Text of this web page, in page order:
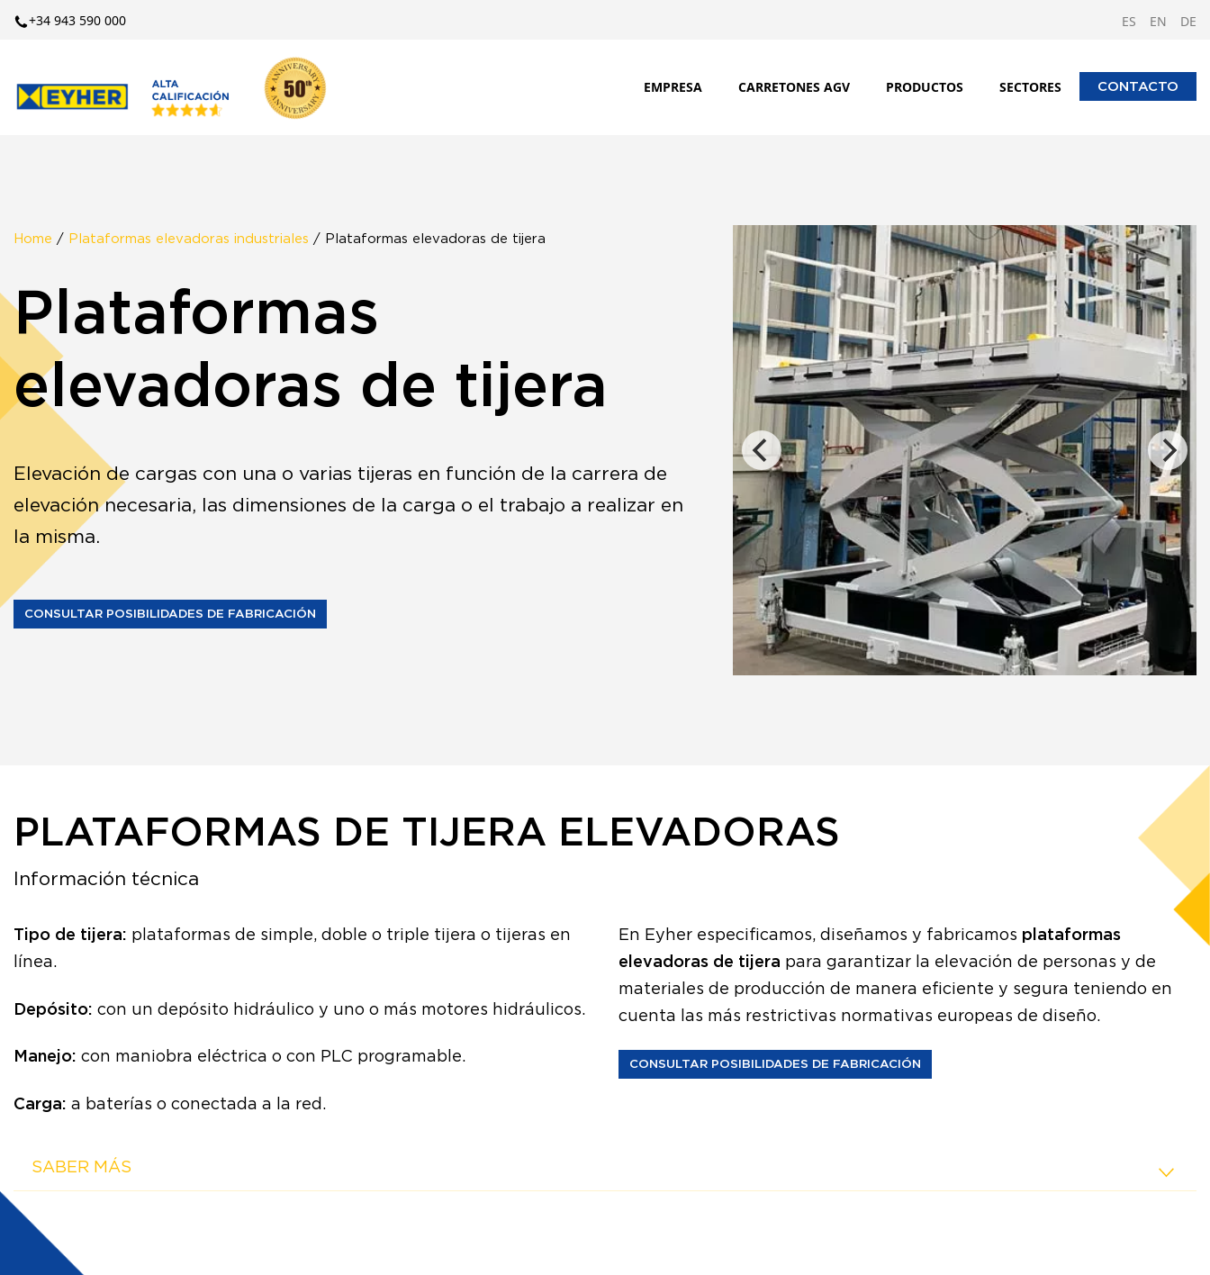
+34 943 590 000 ES EN DE
EMPRESA CARRETONES AGV PRODUCTOS SECTORES CONTACTO
Home / Plataformas elevadoras industriales / Plataformas elevadoras de tijera
Plataformas
elevadoras de tijera
Elevación de cargas con una o varias tijeras en función de la carrera de
elevación necesaria, las dimensiones de la carga o el trabajo a realizar en
la misma.
CONSULTAR POSIBILIDADES DE FABRICACIÓN
PLATAFORMAS DE TIJERA ELEVADORAS
Información técnica
Tipo de tijera: plataformas de simple, doble o triple tijera o tijeras en
línea.
Depósito: con un depósito hidráulico y uno o más motores hidráulicos.
Manejo: con maniobra eléctrica o con PLC programable.
Carga: a baterías o conectada a la red.
En Eyher especificamos, diseñamos y fabricamos plataformas
elevadoras de tijera para garantizar la elevación de personas y de
materiales de producción de manera eficiente y segura teniendo en
cuenta las más restrictivas normativas europeas de diseño.
CONSULTAR POSIBILIDADES DE FABRICACIÓN
SABER MÁS